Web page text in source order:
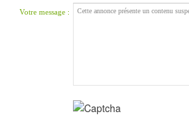
Votre message :